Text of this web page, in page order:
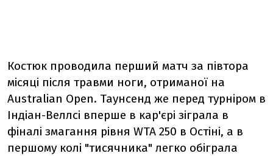
Костюк проводила перший матч за півтора
місяці після травми ноги, отриманої на
Australian Open. Таунсенд же перед турніром в
Індіан-Веллсі вперше в кар'єрі зіграла в
фіналі змагання рівня WTA 250 в Остіні, а в
першому колі "тисячника" легко обіграла